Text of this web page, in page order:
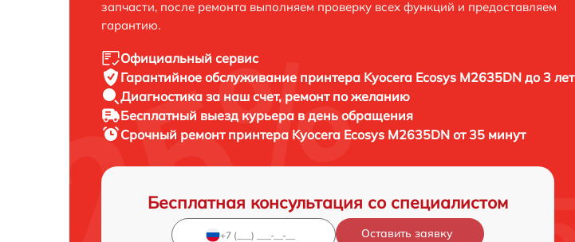
запчасти, после ремонта выполняем проверку всех функций и предоставляем
гарантию.
Официальный сервис
Гарантийное обслуживание принтера Kyocera Ecosys M2635DN до 3 лет
Диагностика за наш счет, ремонт по желанию
Бесплатный выезд курьера в день обращения
Срочный ремонт принтера Kyocera Ecosys M2635DN от 35 минут
Бесплатная консультация со специалистом
Оставить заявку